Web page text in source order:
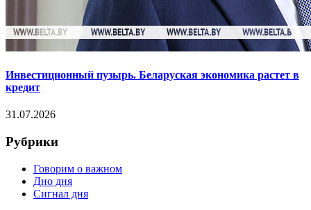
Инвестиционный пузырь. Беларуская экономика растет в
кредит
31.07.2026
Рубрики
Говорим о важном
Дно дня
Сигнал дня